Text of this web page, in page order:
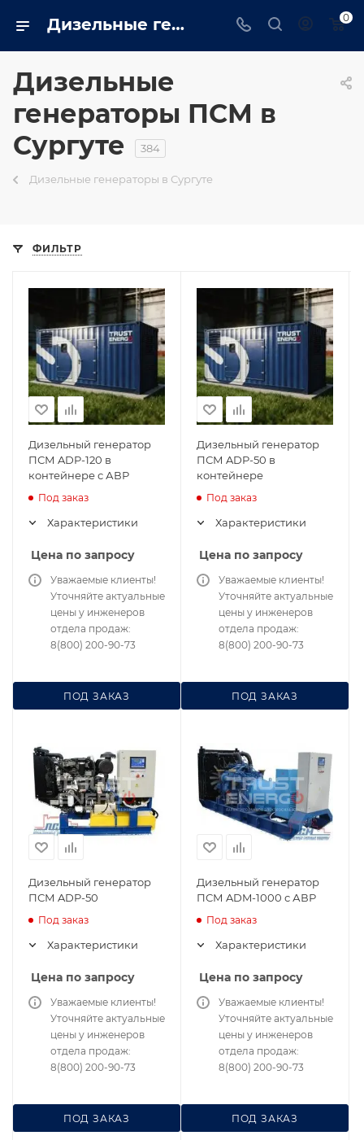
Дизельные генераторы псм: Промышленные, бытовые купить в Сургуте на сайте - surgut.trustenergo.ru 0
Дизельные
генераторы ПСМ в
Сургуте
384
Дизельные генераторы в Сургуте
ФИЛЬТР
Дизельный генератор
ПСМ ADP-120 в
контейнере с АВР
Под заказ
Характеристики
Цена по запросу
ПОД ЗАКАЗ
Уважаемые клиенты!
Уточняйте актуальные
цены у инженеров
отдела продаж:
8(800) 200-90-73
Дизельный генератор
ПСМ ADP-50 в
контейнере
Под заказ
Характеристики
Цена по запросу
ПОД ЗАКАЗ
Уважаемые клиенты!
Уточняйте актуальные
цены у инженеров
отдела продаж:
8(800) 200-90-73
Дизельный генератор
ПСМ ADP-50
Под заказ
Характеристики
Цена по запросу
ПОД ЗАКАЗ
Уважаемые клиенты!
Уточняйте актуальные
цены у инженеров
отдела продаж:
8(800) 200-90-73
Дизельный генератор
ПСМ ADM-1000 с АВР
Под заказ
Характеристики
Цена по запросу
ПОД ЗАКАЗ
Уважаемые клиенты!
Уточняйте актуальные
цены у инженеров
отдела продаж:
8(800) 200-90-73